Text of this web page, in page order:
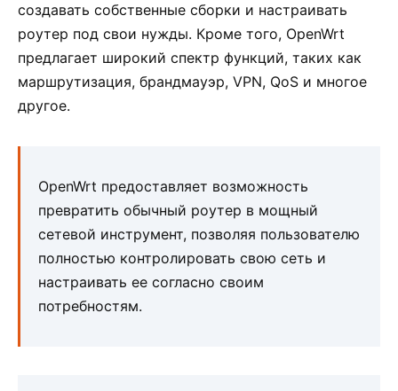
создавать собственные сборки и настраивать
роутер под свои нужды. Кроме того, OpenWrt
предлагает широкий спектр функций, таких как
маршрутизация, брандмауэр, VPN, QoS и многое
другое.
OpenWrt предоставляет возможность
превратить обычный роутер в мощный
сетевой инструмент, позволяя пользователю
полностью контролировать свою сеть и
настраивать ее согласно своим
потребностям.